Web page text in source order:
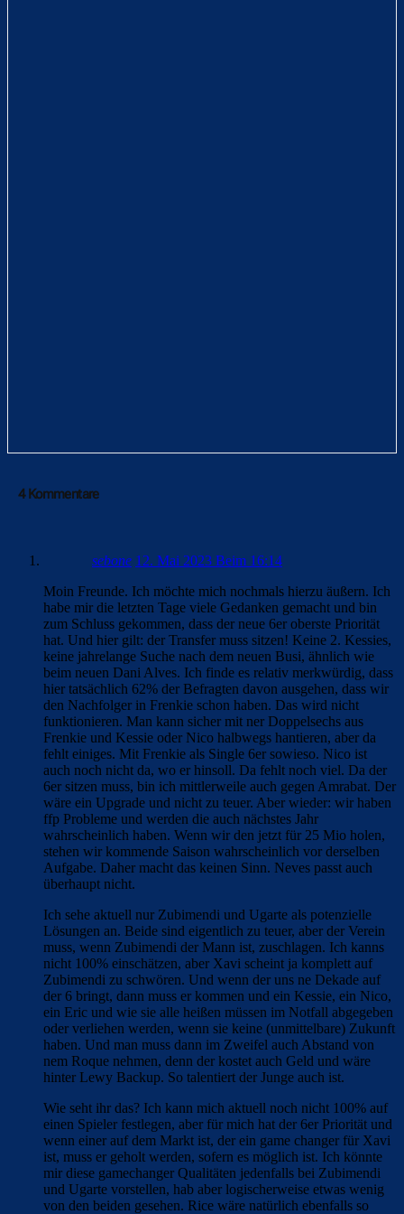
4 Kommentare
sebone 12. Mai 2023 Beim 16:14
Moin Freunde. Ich möchte mich nochmals hierzu äußern. Ich
habe mir die letzten Tage viele Gedanken gemacht und bin
zum Schluss gekommen, dass der neue 6er oberste Priorität
hat. Und hier gilt: der Transfer muss sitzen! Keine 2. Kessies,
keine jahrelange Suche nach dem neuen Busi, ähnlich wie
beim neuen Dani Alves. Ich finde es relativ merkwürdig, dass
hier tatsächlich 62% der Befragten davon ausgehen, dass wir
den Nachfolger in Frenkie schon haben. Das wird nicht
funktionieren. Man kann sicher mit ner Doppelsechs aus
Frenkie und Kessie oder Nico halbwegs hantieren, aber da
fehlt einiges. Mit Frenkie als Single 6er sowieso. Nico ist
auch noch nicht da, wo er hinsoll. Da fehlt noch viel. Da der
6er sitzen muss, bin ich mittlerweile auch gegen Amrabat. Der
wäre ein Upgrade und nicht zu teuer. Aber wieder: wir haben
ffp Probleme und werden die auch nächstes Jahr
wahrscheinlich haben. Wenn wir den jetzt für 25 Mio holen,
stehen wir kommende Saison wahrscheinlich vor derselben
Aufgabe. Daher macht das keinen Sinn. Neves passt auch
überhaupt nicht.
Ich sehe aktuell nur Zubimendi und Ugarte als potenzielle
Lösungen an. Beide sind eigentlich zu teuer, aber der Verein
muss, wenn Zubimendi der Mann ist, zuschlagen. Ich kanns
nicht 100% einschätzen, aber Xavi scheint ja komplett auf
Zubimendi zu schwören. Und wenn der uns ne Dekade auf
der 6 bringt, dann muss er kommen und ein Kessie, ein Nico,
ein Eric und wie sie alle heißen müssen im Notfall abgegeben
oder verliehen werden, wenn sie keine (unmittelbare) Zukunft
haben. Und man muss dann im Zweifel auch Abstand von
nem Roque nehmen, denn der kostet auch Geld und wäre
hinter Lewy Backup. So talentiert der Junge auch ist.
Wie seht ihr das? Ich kann mich aktuell noch nicht 100% auf
einen Spieler festlegen, aber für mich hat der 6er Priorität und
wenn einer auf dem Markt ist, der ein game changer für Xavi
ist, muss er geholt werden, sofern es möglich ist. Ich könnte
mir diese gamechanger Qualitäten jedenfalls bei Zubimendi
und Ugarte vorstellen, hab aber logischerweise etwas wenig
von den beiden gesehen. Rice wäre natürlich ebenfalls so